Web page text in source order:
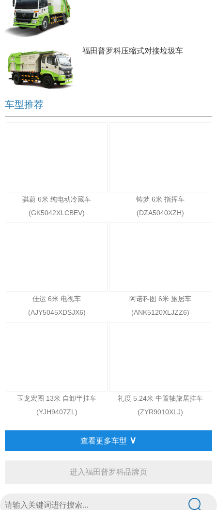
福田普罗科压缩式对接垃圾车
车型推荐
骐蔚 6米 纯电动冷藏车
(GK5042XLCBEV)
铸梦 6米 指挥车
(DZA5040XZH)
佳运 6米 电视车
(AJY5045XDSJX6)
阿诺科图 6米 旅居车
(ANK5120XLJZZ6)
玉龙宏图 13米 自卸半挂车
(YJH9407ZL)
礼度 5.24米 中置轴旅居挂车
(ZYR9010XLJ)
查看更多车型 ∨
进入福田普罗科品牌页